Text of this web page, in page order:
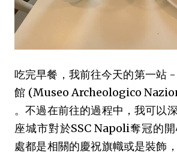
吃完早餐，我前往今天的第一站
館 (Museo Archeologico
。不過在前往的過程中，我可以
座城市對於SSC Napoli奪冠的
處都是相關的慶祝旗幟或是裝飾